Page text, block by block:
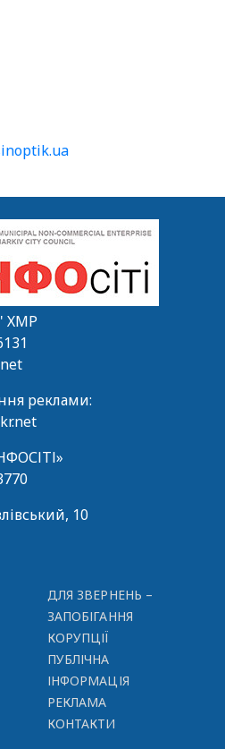
ХМР
реклами:
10
ДЛЯ ЗВЕРНЕНЬ –
ЗАПОБІГАННЯ
КОРУПЦІЇ
ПУБЛІЧНА
ІНФОРМАЦІЯ
РЕКЛАМА
КОНТАКТИ